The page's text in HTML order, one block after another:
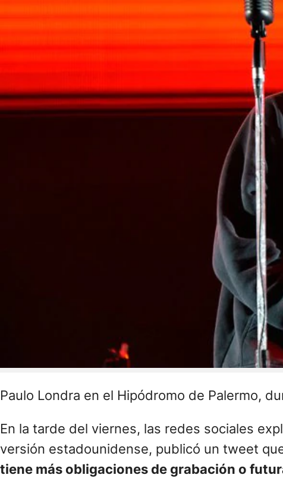
Paulo Londra en el Hipódromo de Palermo,
En la tarde del viernes, las redes sociales
versión estadounidense, publicó un tweet
tiene más obligaciones de grabación o